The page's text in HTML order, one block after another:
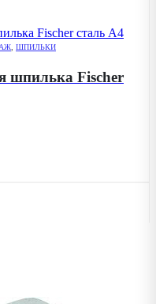
, ШПИЛЬКИ
шпилька Fischer